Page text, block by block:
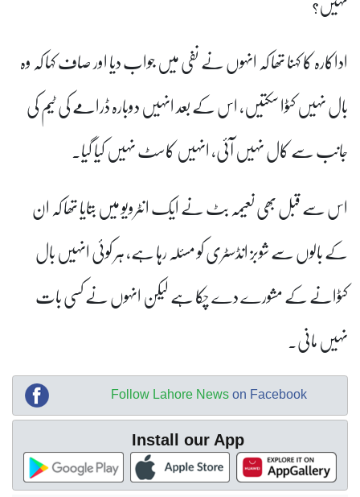
اداکارہ کا کہنا تھا کہ انہوں نے نفی میں جواب دیا اور صاف کہا کہ وہ
بال نہیں کٹوا سکتیں، اس کے بعد انہیں دوبارہ ڈرامے کی ٹیم کی
جانب سے کال نہیں آئی، انہیں کاسٹ نہیں کیا گیا۔
اس سے قبل بھی نعیمہ بٹ نے ایک انٹرویو میں بتایا تھا کہ ان
کے بالوں سے شوبز انڈسٹری کو مسئلہ رہا ہے، ہر کوئی انہیں بال
کٹوانے کے مشورے دے چکا ہے لیکن انہوں نے کسی بات
نہیں مانی۔
Follow Lahore News on Facebook
Install our App